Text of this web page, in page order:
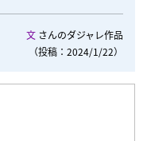
文 さんのダジャレ作品
（投稿：2024/1/22）